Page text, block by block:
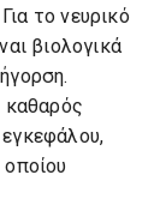
το νευρικό
βιολογικά
καθαρός